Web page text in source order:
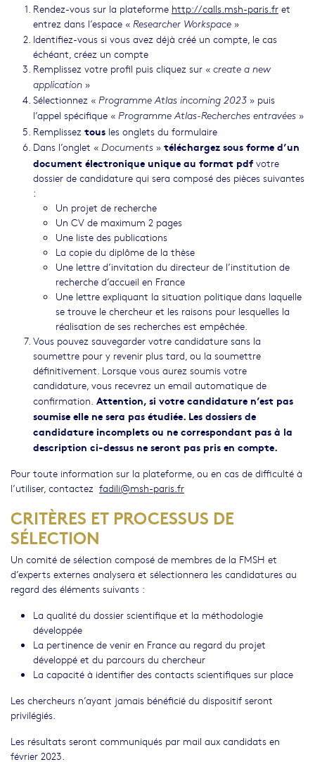
Rendez-vous sur la plateforme http://calls.msh-paris.fr et
entrez dans l’espace « Researcher Workspace »
Identifiez-vous si vous avez déjà créé un compte, le cas
échéant, créez un compte
Remplissez votre profil puis cliquez sur « create a new
application »
Sélectionnez « Programme Atlas incoming 2023 » puis
l’appel spécifique « Programme Atlas-Recherches entravées »
Remplissez tous les onglets du formulaire
Dans l’onglet « Documents » téléchargez sous forme d’un
document électronique unique au format pdf votre
dossier de candidature qui sera composé des pièces suivantes
:
Un projet de recherche
Un CV de maximum 2 pages
Une liste des publications
La copie du diplôme de la thèse
Une lettre d’invitation du directeur de l’institution de
recherche d’accueil en France
Une lettre expliquant la situation politique dans laquelle
se trouve le chercheur et les raisons pour lesquelles la
réalisation de ses recherches est empêchée.
Vous pouvez sauvegarder votre candidature sans la
soumettre pour y revenir plus tard, ou la soumettre
définitivement. Lorsque vous aurez soumis votre
candidature, vous recevrez un email automatique de
confirmation. Attention, si votre candidature n’est pas
soumise elle ne sera pas étudiée. Les dossiers de
candidature incomplets ou ne correspondant pas à la
description ci-dessus ne seront pas pris en compte.
Pour toute information sur la plateforme, ou en cas de difficulté à
l’utiliser, contactez fadili@msh-paris.fr
CRITÈRES ET PROCESSUS DE
SÉLECTION
Un comité de sélection composé de membres de la FMSH et
d’experts externes analysera et sélectionnera les candidatures au
regard des éléments suivants :
La qualité du dossier scientifique et la méthodologie
développée
La pertinence de venir en France au regard du projet
développé et du parcours du chercheur
La capacité à identifier des contacts scientifiques sur place
Les chercheurs n’ayant jamais bénéficié du dispositif seront
privilégiés.
Les résultats seront communiqués par mail aux candidats en
février 2023.